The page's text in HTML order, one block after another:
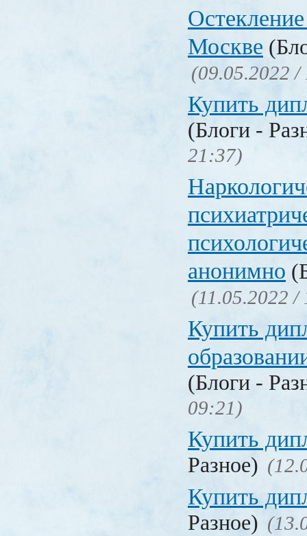
Москве
(09.05.2022 /
Купить
(Блоги -
21:37)
анонимно
(11.05.2022 /
Купить
(Блоги -
09:21)
Купить
Разное)
Купить
Разное)